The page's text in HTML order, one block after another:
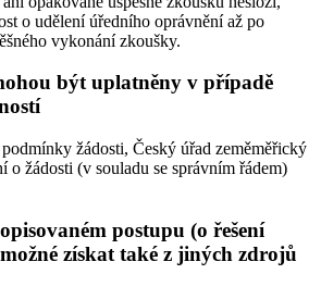
o udělení úředního oprávnění až po
vykonání zkoušky.
být uplatněny v případě
žádosti, Český úřad zeměměřický
o žádosti (v souladu se správním řádem)
postupu (o řešení
získat také z jiných zdrojů